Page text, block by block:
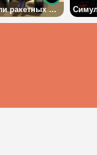
Ралли ракетных машин